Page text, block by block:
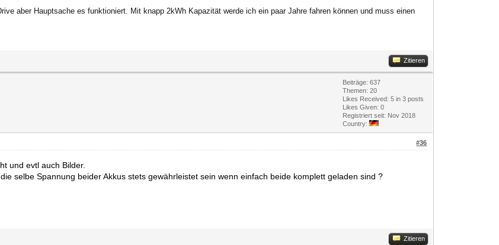
aber Hauptsache es funktioniert. Mit knapp 2kWh Kapazität werde ich ein paar Jahre fahren können und muss einen
Zitieren
Beiträge: 637
Themen: 20
Likes Received:5 in 3 posts
Likes Given: 0
Registriert seit: Nov 2018
Country:
#36
und evtl auch Bilder.
selbe Spannung beider Akkus stets gewährleistet sein wenn einfach beide komplett geladen sind ?
Zitieren